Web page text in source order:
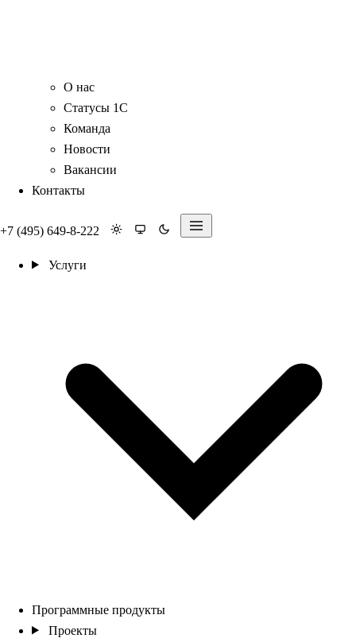
О нас
Статусы 1С
Команда
Новости
Вакансии
Контакты
+7 (495) 649-8-222
Услуги
Программные продукты
Проекты